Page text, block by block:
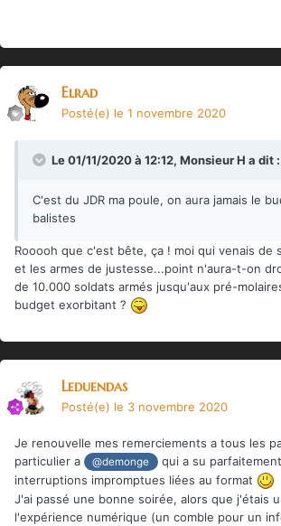
Elrad
Posté(e) le 1 novembre 2020
Le 01/11/2020 à 12:12, Monsieur H a dit :
C'est du JDR ma poule, on aura jamais le
balistes
Rooooh que c'est bête, ça ! moi qui venais de
et les armes de justesse...point n'aura-t-on
de 10.000 soldats armés jusqu'aux pré-
budget exorbitant ?
Leduendas
Posté(e) le 3 novembre 2020
Je renouvelle mes remerciements a tous les
particulier a
@demonge
qui a su
interruptions impromptues liées au format
J'ai passé une bonne soirée, alors que j'étais
l'expérience numérique (un comble pour un